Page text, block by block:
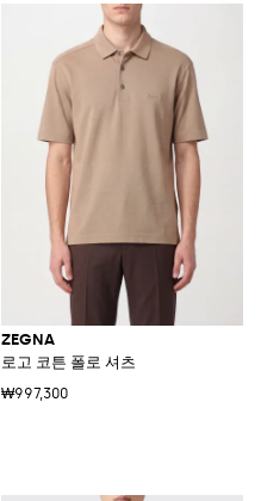
ZEGNA
로고 코튼 폴로 셔츠
₩997,300